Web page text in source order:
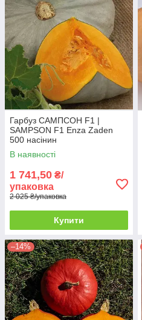
Гарбуз САМПСОН F1 |
SAMPSON F1 Enza Zaden
500 насінин
В наявності
1 741,50 ₴/
упаковка
2 025 ₴/упаковка
Купити
–14%